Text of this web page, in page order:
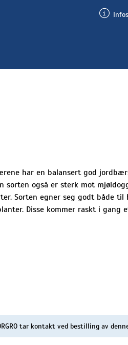
har en balansert god
også er sterk mot
Sorten egner seg godt både til
Disse kommer raskt i gang
tar kontakt ved bestilling av